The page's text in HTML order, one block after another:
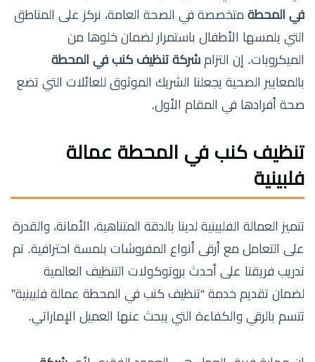
في المحطة متخصصة في الصحة العامة، نركز على المناطق
التي يلمسها الأطفال باستمرار لضمان خلوها من
الميكروبات. إن التزام شركة تنظيف كنب في المحطة
بالمعايير الصحية يجعلنا الشريك الموثوق للعائلات التي تضع
صحة أفرادها في المقام الأول.
تنظيف كنب في المحطة عمالة
فلبينية
تتميز العمالة الفلبينية لدينا بالدقة المتناهية، الأمانة، والقدرة
على التعامل مع أرقى أنواع المفروشات بلمسة احترافية. تم
تدريب فريقنا على أحدث بروتوكولات التنظيف العالمية
لضمان تقديم خدمة “تنظيف كنب في المحطة عمالة فلبينية”
تتسم بالرقي والكفاءة التي يبحث عنها العميل الإماراتي.